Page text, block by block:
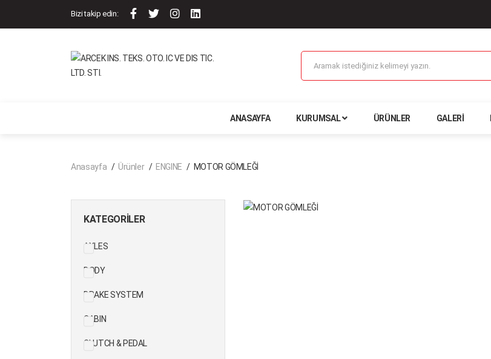
Bizi takip edin:
ANASAYFA KURUMSAL ÜRÜNLER GALERI
Anasayfa Ürünler ENGINE MOTOR GÖMLEĞİ
KATEGORILER
AXLES
BODY
BRAKE SYSTEM
CABIN
CLUTCH & PEDAL